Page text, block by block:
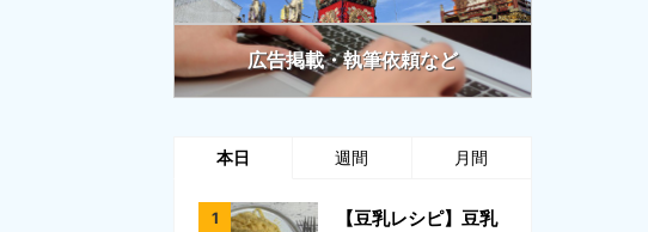
広告掲載・執筆依頼など
本日 週間 月間
【豆乳レシピ】豆乳